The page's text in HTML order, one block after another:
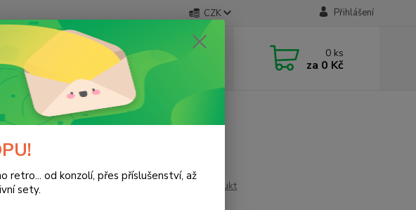
CZK Přihlášení
Nevíte si rady? Zavolejte.
+420 733 751 266
(Po-Pá, 15:00-20:00 hod.)
0 ks
za 0 Kč
Ohodnotit produkt
retro... od konzolí, přes příslušenství, až
sety.